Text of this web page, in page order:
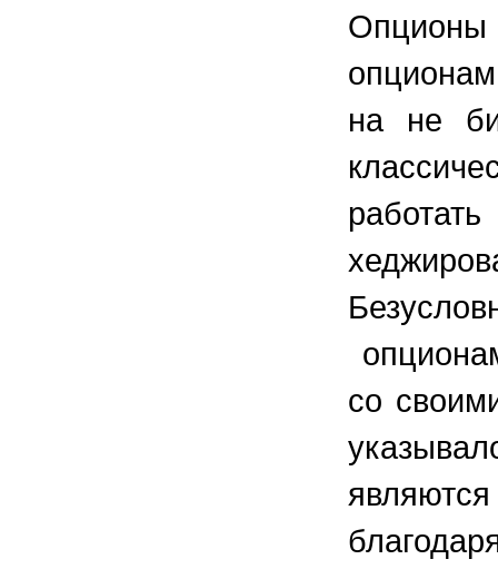
на не
со